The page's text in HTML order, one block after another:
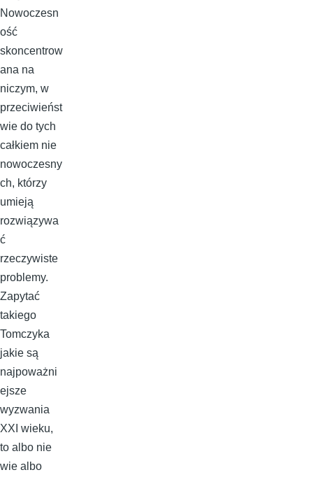
Nowoczesn
ość
skoncentrow
ana na
niczym, w
przeciwieńst
wie do tych
całkiem nie
nowoczesny
ch, którzy
umieją
rozwiązywa
ć
rzeczywiste
problemy.
Zapytać
takiego
Tomczyka
jakie są
najpoważni
ejsze
wyzwania
XXI wieku,
to albo nie
wie albo